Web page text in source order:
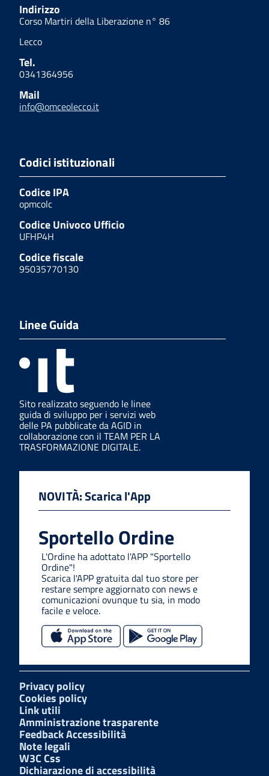
Indirizzo
Corso Martiri della Liberazione n° 86
Lecco
Tel.
0341364956
Mail
info@omceolecco.it
Codici istituzionali
Codice IPA
opmcolc
Codice Univoco Ufficio
UFHP4H
Codice fiscale
95035770130
Linee Guida
Sito realizzato seguendo le linee
guida di sviluppo per i servizi web
delle PA pubblicate da AGID in
collaborazione con il TEAM PER LA
TRASFORMAZIONE DIGITALE.
NOVITÀ: Scarica l'App
Sportello Ordine
L'Ordine ha adottato l'APP "Sportello
Ordine"!
Scarica l'APP gratuita dal tuo store per
restare sempre aggiornato con news e
comunicazioni ovunque tu sia, in modo
facile e veloce.
Privacy policy
Cookies policy
Link utili
Amministrazione trasparente
Feedback Accessibilità
Note legali
W3C Css
Dichiarazione di accessibilità